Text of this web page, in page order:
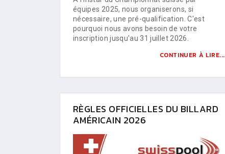
équipes 2025, nous organiserons, si
nécessaire, une pré-qualification. C'est
pourquoi nous avons besoin de votre
inscription jusqu'au 31 juillet 2026.
CONTINUER À LIRE...
RÈGLES OFFICIELLES DU BILLARD
AMÉRICAIN 2026